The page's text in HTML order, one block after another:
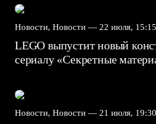
Новости, Новости — 22 июля, 15:15
LEGO выпустит новый
сериалу «Секретные
Новости, Новости — 21 июля, 19:30